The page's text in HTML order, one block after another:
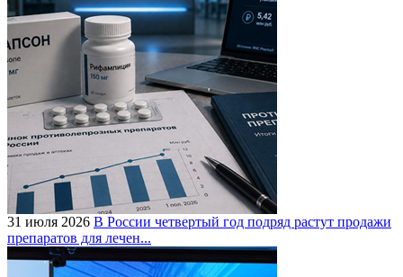
31 июля 2026 В России четвертый год подряд растут продажи
препаратов для лечен...